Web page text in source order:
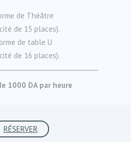
de Théâtre
de 15 places).
de table U
de 16 places).
1000 DA par heure
RÉSERVER